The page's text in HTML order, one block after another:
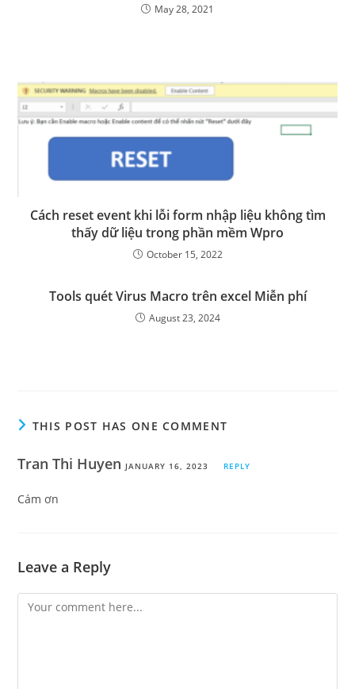
May 28, 2021
Cách reset event khi lỗi form nhập liệu không tìm
thấy dữ liệu trong phần mềm Wpro
October 15, 2022
Tools quét Virus Macro trên excel Miễn phí
August 23, 2024
THIS POST HAS ONE COMMENT
Tran Thi Huyen JANUARY 16, 2023 REPLY
Cám ơn
Leave a Reply
Comment